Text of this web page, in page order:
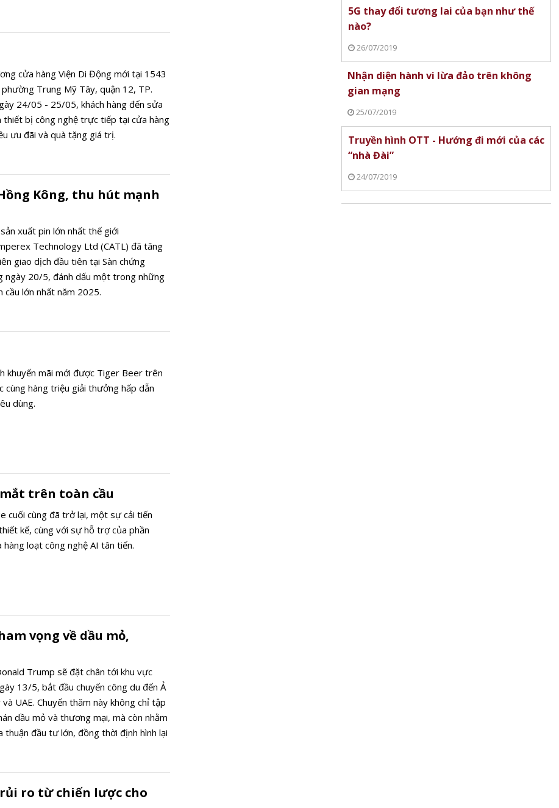
cửa hàng Viện Di Động mới tại 1543
Trung Mỹ Tây, quận 12, TP.
24/05 - 25/05, khách hàng đến sửa
thiết bị công nghệ trực tiếp tại cửa hàng
ưu đãi và quà tặng giá trị.
Kông, thu hút mạnh
xuất pin lớn nhất thế giới
Technology Ltd (CATL) đã tăng
giao dịch đầu tiên tại Sàn chứng
ngày 20/5, đánh dấu một trong những
lớn nhất năm 2025.
khuyến mãi mới được Tiger Beer trên
cùng hàng triệu giải thưởng hấp dẫn
dùng.
trên toàn cầu
cuối cùng đã trở lại, một sự cải tiến
kế, cùng với sự hỗ trợ của phần
hàng loạt công nghệ AI tân tiến.
vọng về dầu mỏ,
Trump sẽ đặt chân tới khu vực
13/5, bắt đầu chuyến công du đến Ả
UAE. Chuyến thăm này không chỉ tập
dầu mỏ và thương mại, mà còn nhằm
thuận đầu tư lớn, đồng thời định hình lại
ro từ chiến lược cho
5G thay đổi tương lai của bạn như thế
nào?
26/07/2019
Nhận diện hành vi lừa đảo trên không
gian mạng
25/07/2019
Truyền hình OTT - Hướng đi mới của các
“nhà Đài”
24/07/2019